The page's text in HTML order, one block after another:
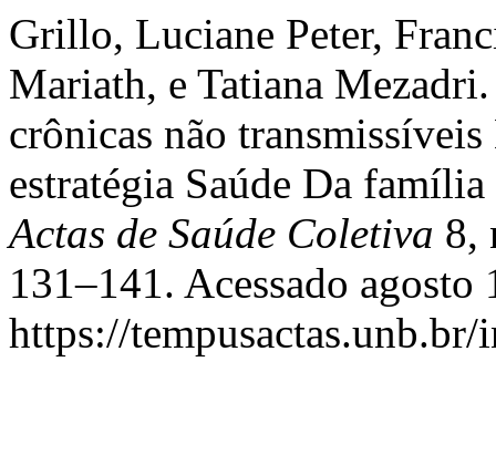
Grillo, Luciane Peter,
Mariath, e Tatiana
crônicas não
estratégia Saúde Da
Actas de Saúde Coletiva 8,
131–141. Acessado agosto
https://